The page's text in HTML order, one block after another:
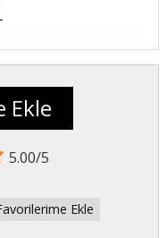
Ekle
5.00/5
Ekle